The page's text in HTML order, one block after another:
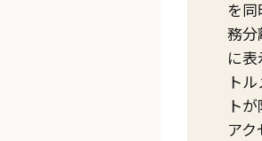
を
務分
に
ト
ト
ア